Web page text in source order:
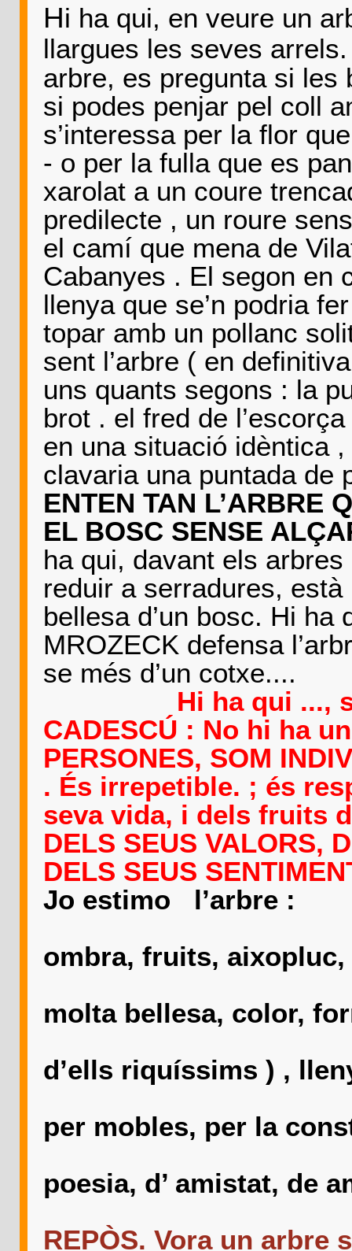
Hi ha qui, en veure un
llargues les seves
arbre, es pregunta si les
si podes penjar pel coll
s’interessa per la flor
- o per la fulla que es
xarolat a un coure
predilecte , un roure
el camí que mena de
Cabanyes . El segon en
llenya que se’n podria
topar amb un pollanc
sent l’arbre ( en
uns quants segons : la
brot . el fred de
en una situació idèntica
clavaria una puntada de
ENTEN TAN L’ARBRE
EL BOSC SENSE
ha qui, davant els
reduir a serradures,
bellesa d’un bosc. Hi ha
MROZECK defensa
se més d’un cotxe....
Hi ha qui ...,
CADESCÚ : No hi ha
PERSONES, SOM
. És irrepetible. ; és
seva vida, i dels fruits
DELS SEUS VALORS,
DELS SEUS
Jo estimo l’arbre :
ombra, fruits, aixopluc,
molta bellesa, color,
d’ells riquíssims ) ,
per mobles, per
poesia, d’ amistat, de
REPÒS. Vora un arbre